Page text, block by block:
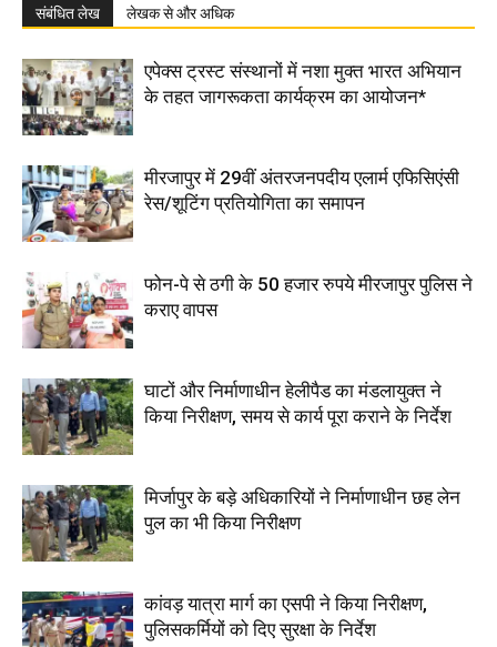
संबंधित लेख लेखक से और अधिक
एपेक्स ट्रस्ट संस्थानों में नशा मुक्त भारत अभियान
के तहत जागरूकता कार्यक्रम का आयोजन*
मीरजापुर में 29वीं अंतरजनपदीय एलार्म एफिसिएंसी
रेस/शूटिंग प्रतियोगिता का समापन
फोन-पे से ठगी के 50 हजार रुपये मीरजापुर पुलिस ने
कराए वापस
घाटों और निर्माणाधीन हेलीपैड का मंडलायुक्त ने
किया निरीक्षण, समय से कार्य पूरा कराने के निर्देश
मिर्जापुर के बड़े अधिकारियों ने निर्माणाधीन छह लेन
पुल का भी किया निरीक्षण
कांवड़ यात्रा मार्ग का एसपी ने किया निरीक्षण,
पुलिसकर्मियों को दिए सुरक्षा के निर्देश